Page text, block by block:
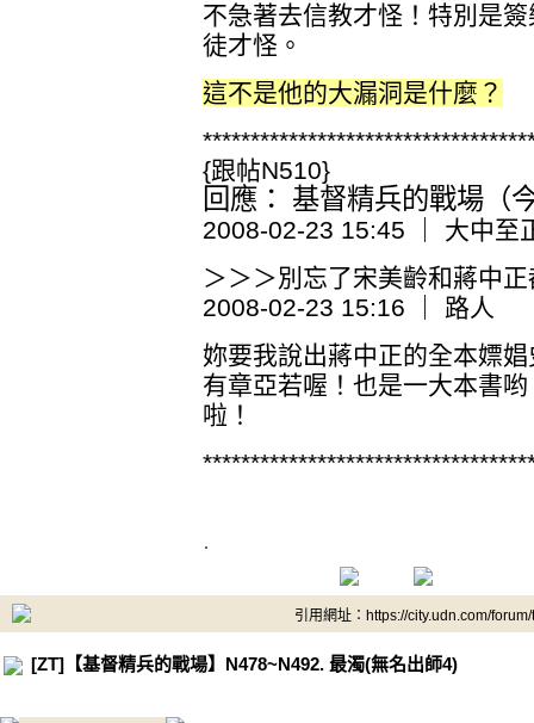
不急著去信教才怪！特別是
徒才怪。
這不是他的大漏洞是什麼？
{跟帖N510}
回應： 基督精兵的戰場（
2008-02-23 15:45 ｜ 大中至
＞＞＞別忘了宋美齡和蔣中
2008-02-23 15:16 ｜ 路人
妳要我說出蔣中正的全本嫖
有章亞若喔！也是一大本書
啦！
.
引用網址：https://city.udn.com/
[ZT]【基督精兵的戰場】N478~N492. 最濁(無名出師4)